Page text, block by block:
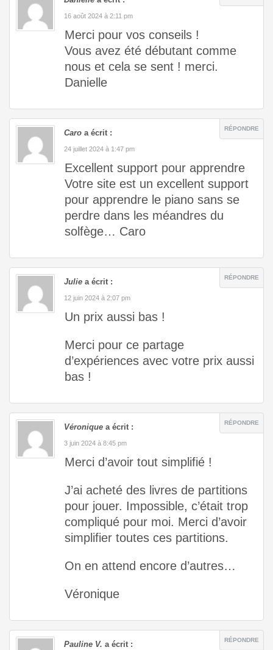
16 août 2024 à 2:11 pm
Merci pour vos conseils !
Vous avez été débutant comme
nous et cela se sent ! merci.
Danielle
Caro a écrit : RÉPONDRE
24 juillet 2024 à 1:47 pm
Excellent support pour apprendre
Votre site est un excellent support
pour apprendre le piano sans se
perdre dans les méandres du
solfège… Caro
Julie a écrit : RÉPONDRE
12 juin 2024 à 2:07 pm
Un prix aussi bas !
Merci pour ce partage
d’expériences avec votre prix aussi
bas !
Véronique a écrit : RÉPONDRE
3 juin 2024 à 8:45 pm
Merci d’avoir tout simplifié !
J’ai acheté des livres de partitions
pour jouer. Impossible, c’était trop
compliqué pour moi. Merci d’avoir
simplifier toutes ces partitions.
On en attend encore d’autres…
Véronique
Pauline V. a écrit : RÉPONDRE